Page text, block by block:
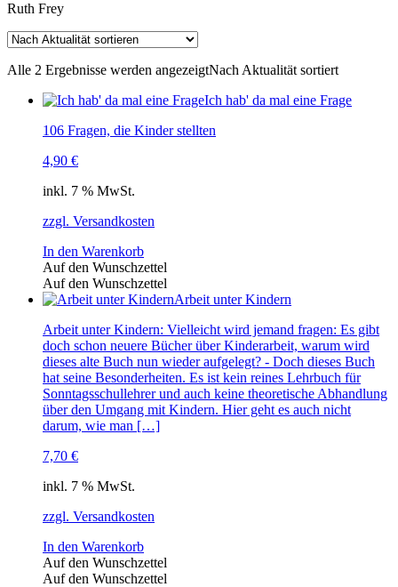
Ruth Frey
Alle 2 Ergebnisse werden angezeigtNach Aktualität sortiert
Ich hab' da mal eine Frage
106 Fragen, die Kinder stellten
4,90 €
inkl. 7 % MwSt.
zzgl. Versandkosten
In den Warenkorb
Auf den Wunschzettel
Auf den Wunschzettel
Arbeit unter Kindern
Arbeit unter Kindern: Vielleicht wird jemand fragen: Es gibt
doch schon neuere Bücher über Kinderarbeit, warum wird
dieses alte Buch nun wieder aufgelegt? - Doch dieses Buch
hat seine Besonderheiten. Es ist kein reines Lehrbuch für
Sonntagsschullehrer und auch keine theoretische Abhandlung
über den Umgang mit Kindern. Hier geht es auch nicht
darum, wie man […]
7,70 €
inkl. 7 % MwSt.
zzgl. Versandkosten
In den Warenkorb
Auf den Wunschzettel
Auf den Wunschzettel